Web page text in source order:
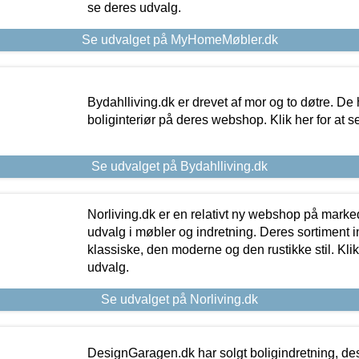
se deres udvalg.
Se udvalget på MyHomeMøbler.dk
Bydahlliving.dk er drevet af mor og to døtre. De
boliginteriør på deres webshop. Klik her for at
Se udvalget på Bydahlliving.dk
Norliving.dk er en relativt ny webshop på
udvalg i møbler og indretning. Deres sortiment
klassiske, den moderne og den rustikke stil.
udvalg.
Se udvalget på Norliving.dk
DesignGaragen.dk har solgt boligindretning,